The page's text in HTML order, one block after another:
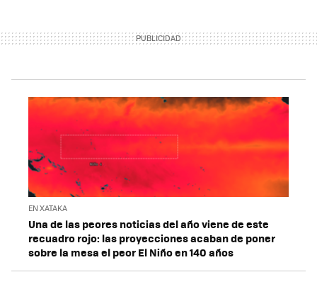
EN XATAKA
Una de las peores noticias del año viene de este
recuadro rojo: las proyecciones acaban de poner
sobre la mesa el peor El Niño en 140 años